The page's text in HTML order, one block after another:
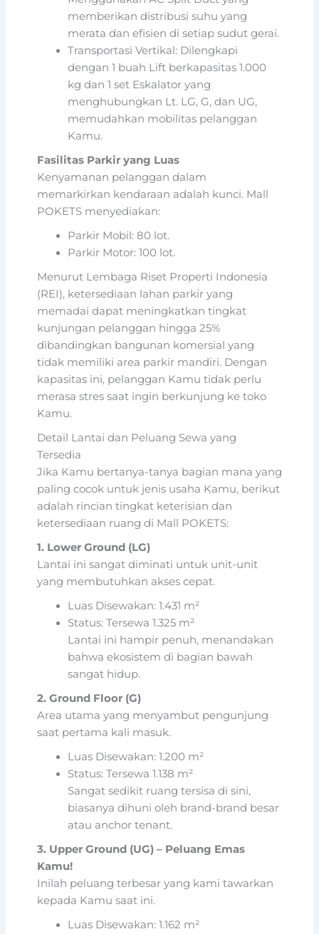
memberikan distribusi suhu yang
merata dan efisien di setiap sudut gerai.
Transportasi Vertikal: Dilengkapi
dengan 1 buah Lift berkapasitas 1.000
kg dan 1 set Eskalator yang
menghubungkan Lt. LG, G, dan UG,
memudahkan mobilitas pelanggan
Kamu.
Fasilitas Parkir yang Luas
Kenyamanan pelanggan dalam
memarkirkan kendaraan adalah kunci. Mall
POKETS menyediakan:
Parkir Mobil: 80 lot.
Parkir Motor: 100 lot.
Menurut Lembaga Riset Properti Indonesia
(REI), ketersediaan lahan parkir yang
memadai dapat meningkatkan tingkat
kunjungan pelanggan hingga 25%
dibandingkan bangunan komersial yang
tidak memiliki area parkir mandiri. Dengan
kapasitas ini, pelanggan Kamu tidak perlu
merasa stres saat ingin berkunjung ke toko
Kamu.
Detail Lantai dan Peluang Sewa yang
Tersedia
Jika Kamu bertanya-tanya bagian mana yang
paling cocok untuk jenis usaha Kamu, berikut
adalah rincian tingkat keterisian dan
ketersediaan ruang di Mall POKETS:
1. Lower Ground (LG)
Lantai ini sangat diminati untuk unit-unit
yang membutuhkan akses cepat.
Luas Disewakan: 1.431 m²
Status: Tersewa 1.325 m²
Lantai ini hampir penuh, menandakan
bahwa ekosistem di bagian bawah
sangat hidup.
2. Ground Floor (G)
Area utama yang menyambut pengunjung
saat pertama kali masuk.
Luas Disewakan: 1.200 m²
Status: Tersewa 1.138 m²
Sangat sedikit ruang tersisa di sini,
biasanya dihuni oleh brand-brand besar
atau anchor tenant.
3. Upper Ground (UG) – Peluang Emas
Kamu!
Inilah peluang terbesar yang kami tawarkan
kepada Kamu saat ini.
Luas Disewakan: 1.162 m²